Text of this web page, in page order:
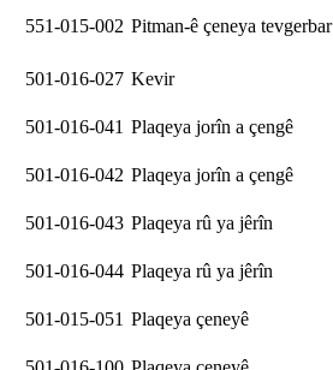
551-015-002 Pitman-ê çeneya tevgerbar
501-016-027 Kevir
501-016-041 Plaqeya jorîn a çengê
501-016-042 Plaqeya jorîn a çengê
501-016-043 Plaqeya rû ya jêrîn
501-016-044 Plaqeya rû ya jêrîn
501-015-051 Plaqeya çeneyê